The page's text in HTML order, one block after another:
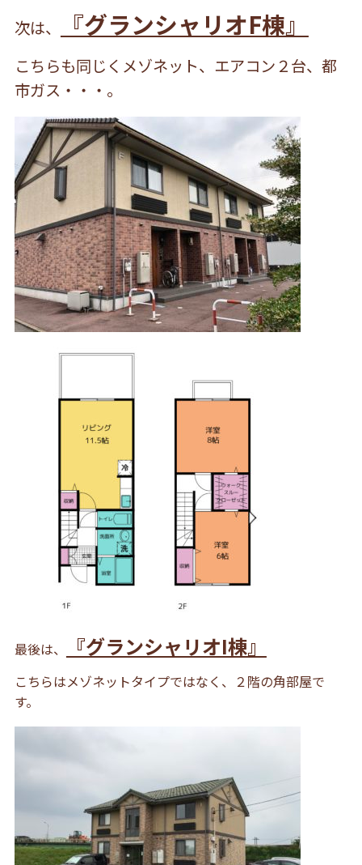
次は、 『グランシャリオF棟』
こちらも同じくメゾネット、エアコン２台、都
市ガス・・・。
最後は、 『グランシャリオI棟』
こちらはメゾネットタイプではなく、２階の角部屋で
す。